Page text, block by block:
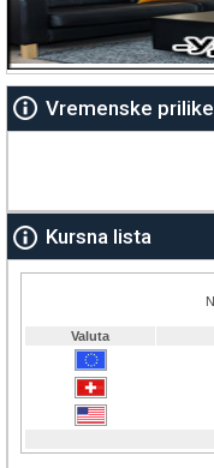
Vremenske prilike
Kursna lista